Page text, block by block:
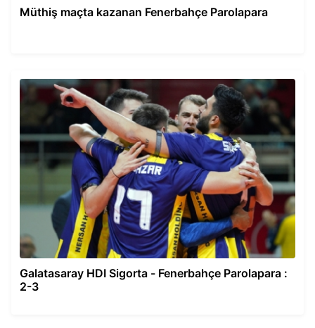
Müthiş maçta kazanan Fenerbahçe Parolapara
Galatasaray HDI Sigorta - Fenerbahçe Parolapara :
2-3